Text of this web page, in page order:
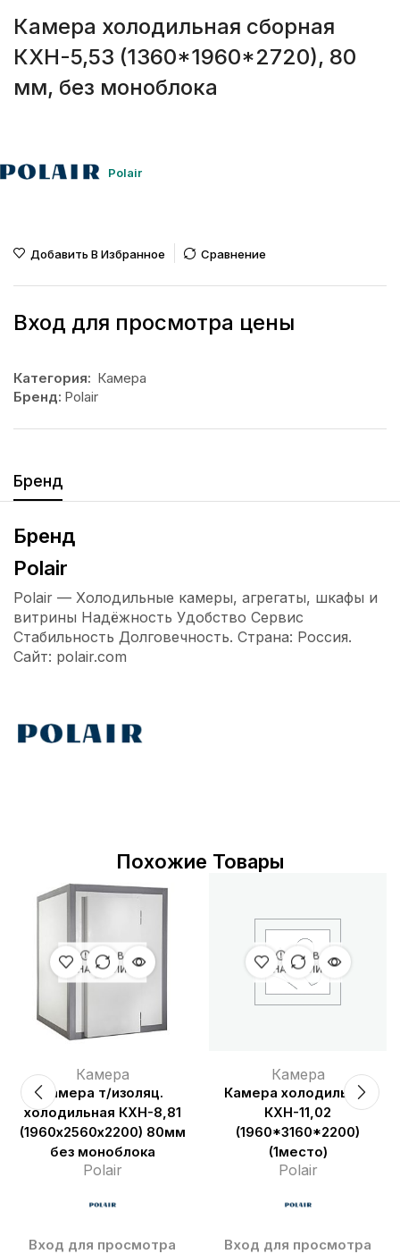
Камера холодильная сборная
КХН-5,53 (1360*1960*2720), 80
мм, без моноблока
Polair
Добавить В Избранное Сравнение
Вход для просмотра цены
Категория: Камера
Бренд: Polair
Бренд
Бренд
Polair
Polair — Холодильные камеры, агрегаты, шкафы и
витрины Надёжность Удобство Сервис
Стабильность Долговечность. Страна: Россия.
Сайт: polair.com
Похожие Товары
НЕТ В
НАЛИЧИИ
Камера
Камера т/изоляц.
холодильная КХН-8,81
(1960х2560х2200) 80мм
без моноблока
Polair
Вход для просмотра
НЕТ В
НАЛИЧИИ
Камера
Камера холодильная
КХН-11,02
(1960*3160*2200)
(1место)
Polair
Вход для просмотра